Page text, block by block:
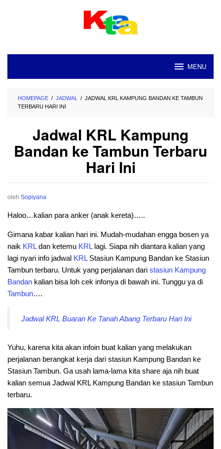
MENU
HOMEPAGE / JADWAL / JADWAL KRL KAMPUNG BANDAN KE TAMBUN
TERBARU HARI INI
Jadwal KRL Kampung
Bandan ke Tambun Terbaru
Hari Ini
oleh Sopiyana
Haloo…kalian para anker (anak kereta)…..
Gimana kabar kalian hari ini. Mudah-mudahan engga bosen ya
naik KRLdan ketemu KRLlagi. Siapa nih diantara kalian yang
lagi nyari info jadwal KRLStasiun Kampung Bandan ke Stasiun
Tambun terbaru. Untuk yang perjalanan dari stasiun Kampung
Bandan kalian bisa loh cek infonya di bawah ini. Tunggu ya di
Tambun….
Jadwal KRL Buaran Ke Tanah Abang Terbaru Hari Ini
Yuhu, karena kita akan infoin buat kalian yang melakukan
perjalanan berangkat kerja dari stasiun Kampung Bandan ke
Stasiun Tambun. Ga usah lama-lama kita share aja nih buat
kalian semua Jadwal KRL Kampung Bandan ke stasiun Tambun
terbaru.